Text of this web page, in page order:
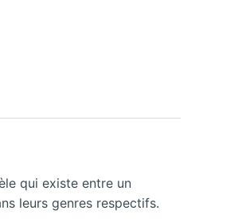
qui existe entre un
leurs genres respectifs.